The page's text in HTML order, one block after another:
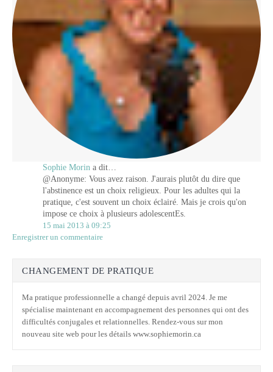
Sophie Morin a dit…
@Anonyme: Vous avez raison. J'aurais plutôt du dire que
l'abstinence est un choix religieux. Pour les adultes qui la
pratique, c'est souvent un choix éclairé. Mais je crois qu'on
impose ce choix à plusieurs adolescentEs.
15 mai 2013 à 09:25
Enregistrer un commentaire
CHANGEMENT DE PRATIQUE
Ma pratique professionnelle a changé depuis avril 2024. Je me
spécialise maintenant en accompagnement des personnes qui ont des
difficultés conjugales et relationnelles. Rendez-vous sur mon
nouveau site web pour les détails www.sophiemorin.ca